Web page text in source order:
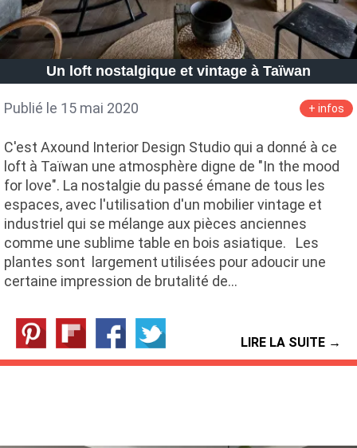
Maison Container/container House
Maison D'hôtes
Maison Et Appartement Vintage
On Décode La Déco
Petite Surface
Piscine Question De Style
Renovation
Revue De Week End
Tiny House
Un loft nostalgique et vintage à Taïwan
Publié le 15 mai 2020 + infos
C'est Axound Interior Design Studio qui a donné à ce
loft à Taïwan une atmosphère digne de "In the mood
for love". La nostalgie du passé émane de tous les
espaces, avec l'utilisation d'un mobilier vintage et
industriel qui se mélange aux pièces anciennes
comme une sublime table en bois asiatique. Les
plantes sont largement utilisées pour adoucir une
certaine impression de brutalité de…
LIRE LA SUITE →